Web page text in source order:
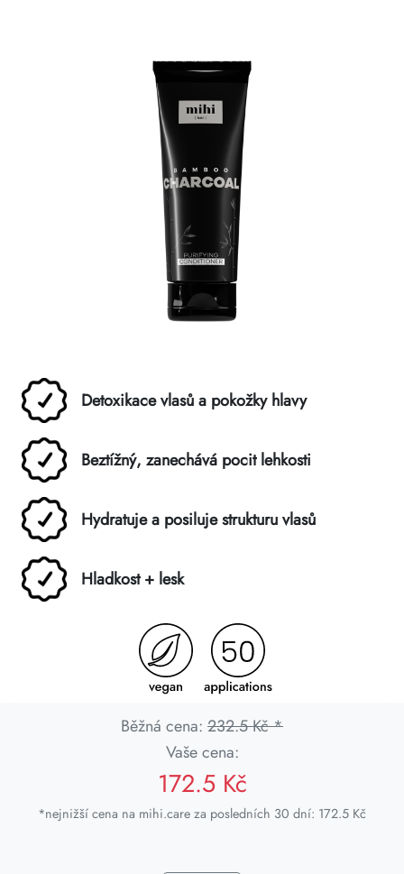
Detoxikace vlasů a pokožky hlavy
Beztížný, zanechává pocit lehkosti
Hydratuje a posiluje strukturu vlasů
Hladkost + lesk
Běžná cena: 232.5 Kč *
Vaše cena:
172.5 Kč
*nejnižší cena na mihi.care za posledních 30 dní: 172.5 Kč